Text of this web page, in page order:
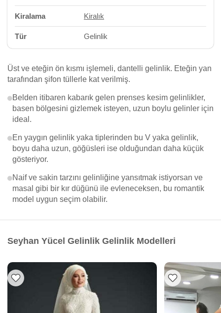
Kiralama Kiralık
Tür Gelinlik
Üst ve eteğin ön kısmı işlemeli, dantelli gelinlik. Eteğin yan
tarafından şifon tüllerle kat verilmiş.
Belden itibaren kabarık gelen prenses kesim gelinlikler,
basen bölgesini gizlemek isteyen, uzun boylu gelinler için
ideal.
En yaygın gelinlik yaka tiplerinden bu V yaka gelinlik,
boyu daha uzun, göğüsleri ise olduğundan daha küçük
gösteriyor.
Naif ve sakin tarzını gelinliğine yansıtmak istiyorsan ve
masal gibi bir kır düğünü ile evleneceksen, bu romantik
model uygun seçim olabilir.
Seyhan Yücel Gelinlik Gelinlik Modelleri